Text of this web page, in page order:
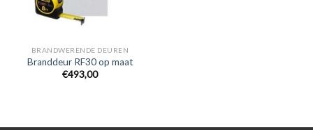
BRANDWERENDE DEUREN
Branddeur RF30 op maat
€493,00